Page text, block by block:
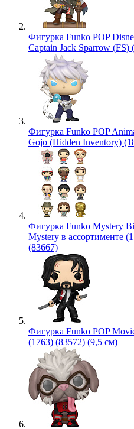
Фигурка Funko POP
Captain Jack Sparrow
Фигурка Funko POP
Gojo (Hidden Inventory)
Фигурка Funko Mystery
Mystery в ассортименте
(83667)
Фигурка Funko POP
(1763) (83572) (9,5 см)